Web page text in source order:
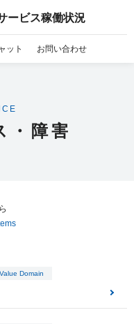
ービス稼働状況
ット お問い合わせ
・障害
Value Domain